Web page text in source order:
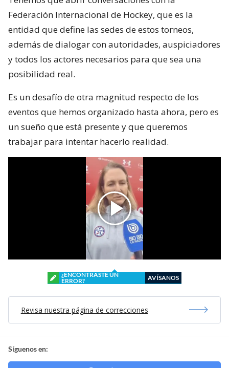
Federación Internacional de Hockey, que es la
entidad que define las sedes de estos torneos,
además de dialogar con autoridades, auspiciadores
y todos los actores necesarios para que sea una
posibilidad real.
Es un desafío de otra magnitud respecto de los
eventos que hemos organizado hasta ahora, pero es
un sueño que está presente y que queremos
trabajar para intentar hacerlo realidad.
¿ENCONTRASTE UN
ERROR?
AVÍSANOS
Revisa nuestra página de correcciones
Síguenos en: